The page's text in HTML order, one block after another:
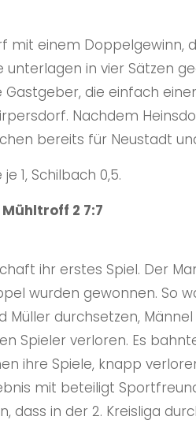
mit einem Doppelgewinn,
in vier Sätzen
die einfach
Nachdem
bereits für Neustadt
1, Schilbach 0,5.
2 7:7
ihr erstes Spiel. Der
wurden gewonnen. So
durchsetzen,
Spieler verloren. Es
ihre Spiele, knapp
mit beteiligt
dass in der 2. Kreisliga